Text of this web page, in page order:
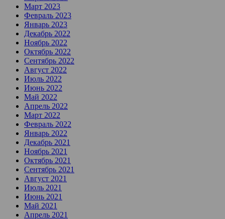
Март 2023
Февраль 2023
Январь 2023
Декабрь 2022
Ноябрь 2022
Октябрь 2022
Сентябрь 2022
Август 2022
Июль 2022
Июнь 2022
Май 2022
Апрель 2022
Март 2022
Февраль 2022
Январь 2022
Декабрь 2021
Ноябрь 2021
Октябрь 2021
Сентябрь 2021
Август 2021
Июль 2021
Июнь 2021
Май 2021
Апрель 2021